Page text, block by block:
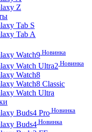
Z
Tab S
Tab A
Watch9 Новинка
Watch Ultra2 Новинка
Watch8
Watch8 Classic
Watch Ultra
Buds4 Pro Новинка
Buds4 Новинка